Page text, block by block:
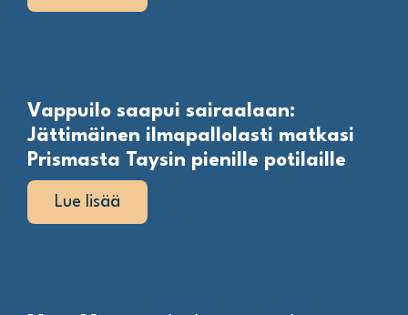
Vappuilo saapui sairaalaan:
Jättimäinen ilmapallolasti matkasi
Prismasta Taysin pienille potilaille
Lue lisää